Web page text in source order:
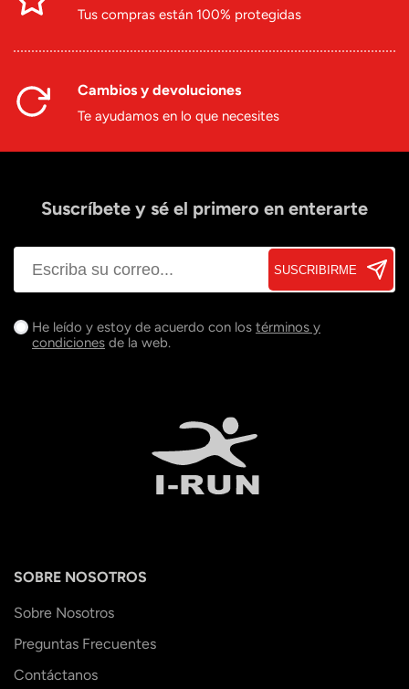
Tus compras están 100% protegidas
Cambios y devoluciones
Te ayudamos en lo que necesites
Suscríbete y sé el primero en enterarte
SUSCRIBIRME
He leído y estoy de acuerdo con los términos y
condiciones de la web.
SOBRE NOSOTROS
Sobre Nosotros
Preguntas Frecuentes
Contáctanos